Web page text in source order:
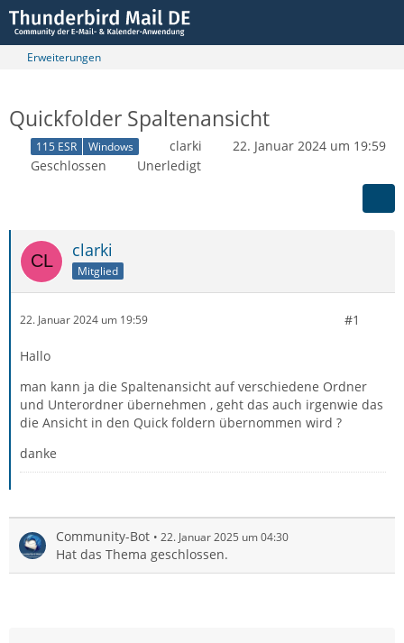
Erweiterungen
Quickfolder Spaltenansicht
115 ESR Windows clarki
22. Januar 2024 um 19:59
Geschlossen
Unerledigt
clarki
Mitglied
22. Januar 2024 um 19:59 #1
Hallo
man kann ja die Spaltenansicht auf verschiedene Ordner
und Unterordner übernehmen , geht das auch irgenwie das
die Ansicht in den Quick foldern übernommen wird ?
danke
Community-Bot 22. Januar 2025 um 04:30
Hat das Thema geschlossen.